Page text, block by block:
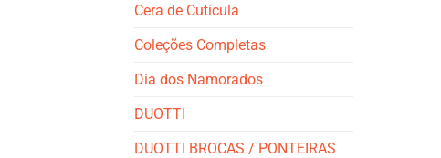
Cera de Cutícula
Coleções Completas
Dia dos Namorados
DUOTTI
DUOTTI BROCAS / PONTEIRAS